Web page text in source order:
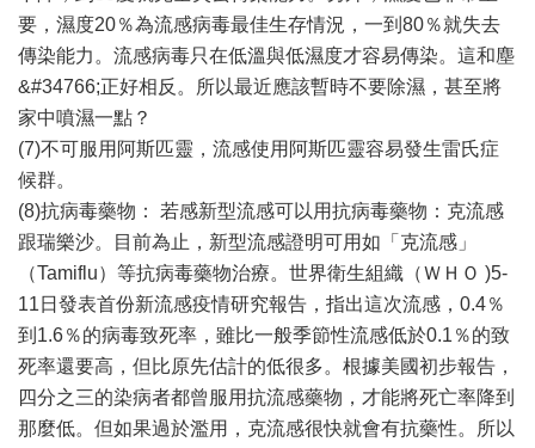
要，濕度20％為流感病毒最佳生存情況，一到80％就失去
傳染能力。流感病毒只在低溫與低濕度才容易傳染。這和塵
&#34766;正好相反。所以最近應該暫時不要除濕，甚至將
家中噴濕一點？
(7)不可服用阿斯匹靈，流感使用阿斯匹靈容易發生雷氏症
候群。
(8)抗病毒藥物： 若感新型流感可以用抗病毒藥物：克流感
跟瑞樂沙。目前為止，新型流感證明可用如「克流感」
（Tamiflu）等抗病毒藥物治療。世界衛生組織（ＷＨＯ )5-
11日發表首份新流感疫情研究報告，指出這次流感，0.4％
到1.6％的病毒致死率，雖比一般季節性流感低於0.1％的致
死率還要高，但比原先估計的低很多。根據美國初步報告，
四分之三的染病者都曾服用抗流感藥物，才能將死亡率降到
那麼低。但如果過於濫用，克流感很快就會有抗藥性。所以